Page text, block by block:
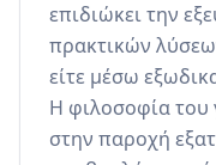
επιδιώκει την
πρακτικών
είτε μέσω
Η φιλοσοφία του
στην παροχή